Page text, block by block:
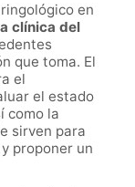
en
clínica del
que toma. El
el
el estado
como la
sirven para
proponer un